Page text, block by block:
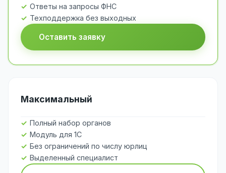
Ответы на запросы ФНС
Техподдержка без выходных
Оставить заявку
Максимальный
Полный набор органов
Модуль для 1С
Без ограничений по числу юрлиц
Выделенный специалист